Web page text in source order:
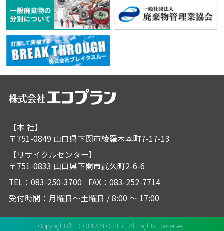
【本 社】
〒751-0849 山口県下関市綾羅木本町7-17-13
【リサイクルセンター】
〒751-0833 山口県下関市武久町2-6-6
TEL： 083-250-3700
FAX：083-252-7714
受付時間：月曜日～土曜日 / 8:00 ～ 17:00
Copyright © ECOPLAN Co.,Ltd. All Rights Reserved.